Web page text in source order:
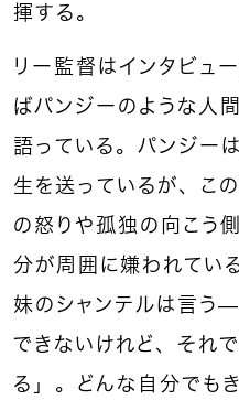
揮する。
リー監督はインタビュ
ばパンジーのような人
語っている。パンジー
生を送っているが、こ
の怒りや孤独の向こう
分が周囲に嫌われてい
妹のシャンテルは言う
できないけれど、それ
る」。どんな自分でも